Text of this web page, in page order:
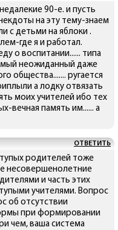
90-е. и пусть
на эту тему-знаем
с детьми на яблоки .
где я и работал.
о воспитании...... типа
неожиданный даже
общества....... ругается
а лодку отвязать
моих учителей ибо тех
вечная память им...... а
ОТВЕТИТЬ
родителей тоже
несовершенолетние
и часть этих
учителями. Вопрос
об отсутствии
при формировании
чем, ваша система